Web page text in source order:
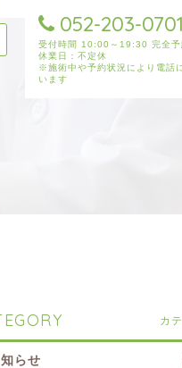
052-203-0701
受付時間 10:00～19:30 完全予
休業日：不定休
※施術中や予約状況により電話
います
カ
らせ